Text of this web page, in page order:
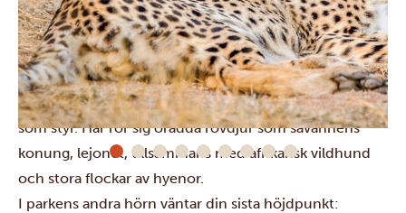
Från Moremi Game Reserve flyger du vidare tillSavutii
Chobe nationalpark. Nationalparken är känd som
världens elefanthuvudstad, och i Savuti är det naturen
som styr. Här rör sig orädda rovdjur som savannens
konung, lejonet, tillsammans med afrikansk vildhund
och stora flockar av hyenor.
I parkens andra hörn väntar din sista höjdpunkt: